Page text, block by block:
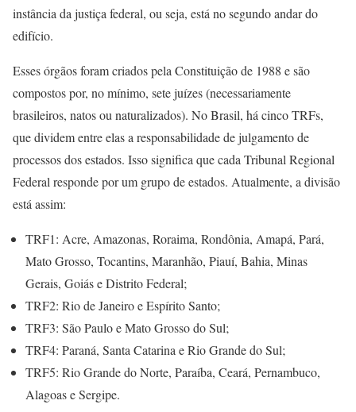
instância da justiça federal, ou seja, está no segundo andar do
edifício.
Esses órgãos foram criados pela Constituição de 1988 e são
compostos por, no mínimo, sete juízes (necessariamente
brasileiros, natos ou naturalizados). No Brasil, há cinco TRFs,
que dividem entre elas a responsabilidade de julgamento de
processos dos estados. Isso significa que cada Tribunal Regional
Federal responde por um grupo de estados. Atualmente, a divisão
está assim:
TRF1: Acre, Amazonas, Roraima, Rondônia, Amapá, Pará,
Mato Grosso, Tocantins, Maranhão, Piauí, Bahia, Minas
Gerais, Goiás e Distrito Federal;
TRF2: Rio de Janeiro e Espírito Santo;
TRF3: São Paulo e Mato Grosso do Sul;
TRF4: Paraná, Santa Catarina e Rio Grande do Sul;
TRF5: Rio Grande do Norte, Paraíba, Ceará, Pernambuco,
Alagoas e Sergipe.